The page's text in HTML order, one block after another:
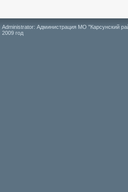
Administrator: Администрация МО "Карсунский
2009 год